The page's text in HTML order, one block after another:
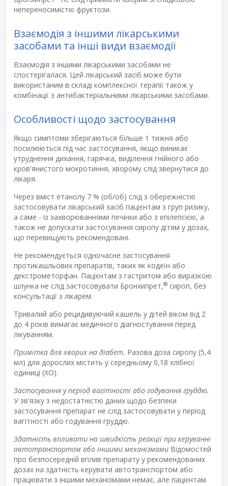
непереносимістю фруктози.
Взаємодія з іншими лікарськими
засобами та інші види взаємодії
Взаємодія з іншими лікарськими засобами не
спостерігалася. Цей лікарський засіб може бути
використаним в складі комплексної терапії також у
комбінації з антибактеріальними лікарськими засобами.
Особливості щодо застосування
Якщо симптоми зберігаються більше 1 тижня або
посилюються під час застосування, якщо виникає
утруднення дихання, гарячка, виділення гнійного або
кров'янистого мокротиння, хворому слід звернутися до
лікаря.
Через вміст етанолу 7 % (об/об) слід з обережністю
застосовувати лікарський засіб пацієнтам з груп ризику,
а саме - із захворюваннями печінки або з епілепсією, а
також не допускати застосування сиропу дітям у дозах,
що перевищують рекомендовані.
Не рекомендується одночасне застосування
протикашльових препаратів, таких як кодеїн або
декстрометорфан. Пацієнтам з гастритом або виразкою
шлунка не слід застосовувати Бронхипрет,® сироп, без
консультації з лікарем.
Тривалий або рецидивуючий кашель у дітей віком від 2
до 4 років вимагає медичного діагностування перед
лікуванням.
Примітка для хворих на діабет. Разова доза сиропу (5,4
мл) для дорослих містить у середньому 0,18 хлібної
одиниці (ХО).
Застосування у період вагітності або годування груддю.
У зв'язку з недостатністю даних щодо безпеки
застосування препарат не слід застосовувати у період
вагітності або годування груддю.
Здатність впливати на швидкість реакції при керуванні
автотранспортом або іншими механізмами Відомостей
про безпосередній вплив препарату у рекомендованих
дозах на здатність керувати автотранспортом або
працювати з іншими механізмами немає, але пацієнтам